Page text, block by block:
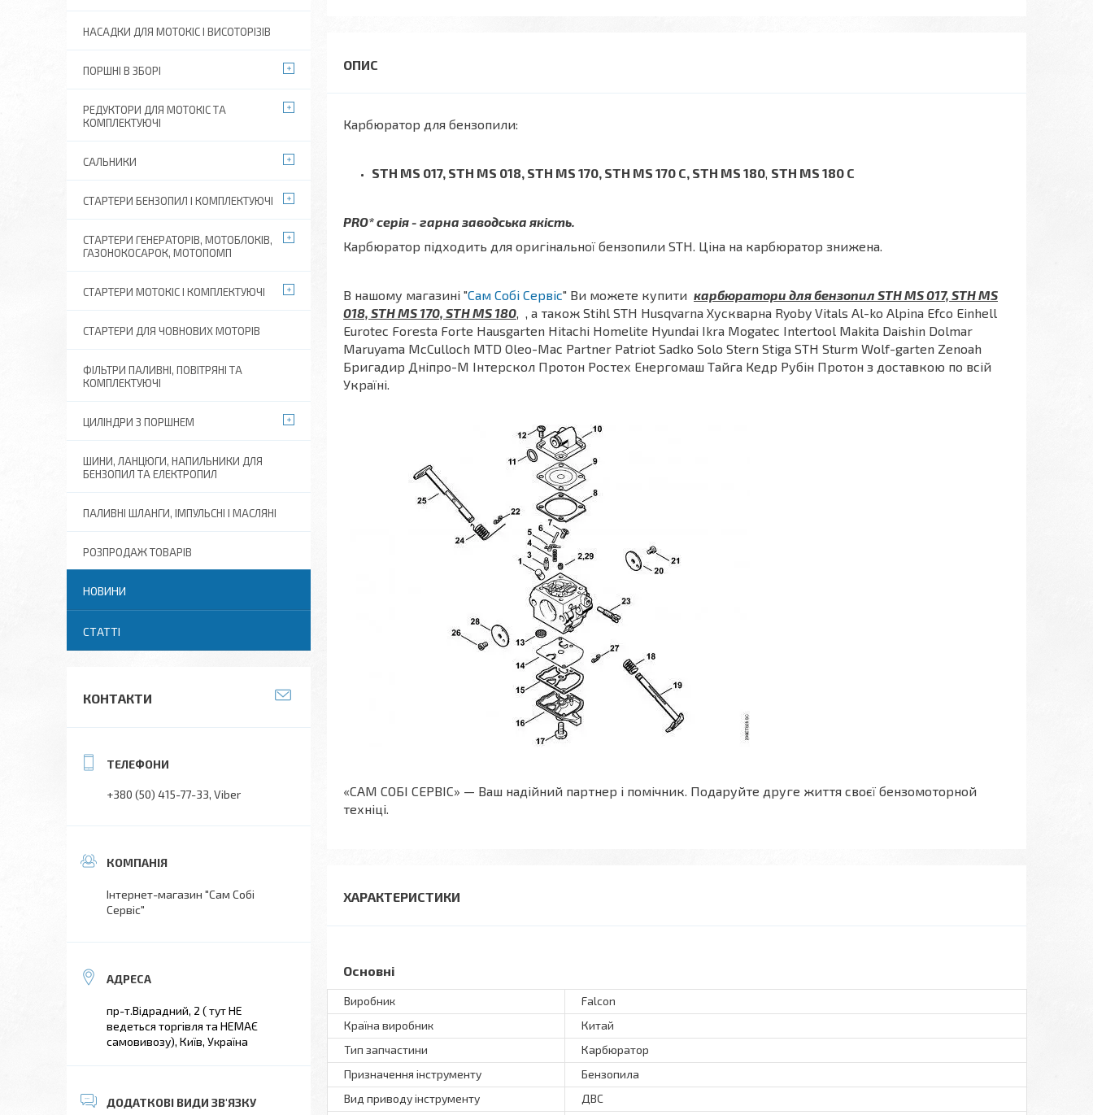
Карбюратор для бензопили:
STH MS 017, STH MS 018, STH MS 170, STH MS 170 С, STH MS 180, STH MS 180 C
PRO* серія - гарна заводська якість.
Карбюратор підходить для оригінальної бензопили STH. Ціна на карбюратор знижена.
В нашому магазині "Сам Собі Сервіс" Ви можете купити карбюратори для бензопил STH MS 017, STH MS
018, STH MS 170, STH MS 180, , а також Stihl STH Husqvarna Хускварна Ryoby Vitals Al-ko Alpina Efco Einhell
Eurotec Foresta Forte Hausgarten Hitachi Homelite Hyundai Ikra Mogatec Intertool Makita Daishin Dolmar
Maruyama McCulloch MTD Oleo-Mac Partner Patriot Sadko Solo Stern Stiga STH Sturm Wolf-garten Zenoah
Бригадир Дніпро-М Інтерскол Протон Ростех Енергомаш Тайга Кедр Рубін Протон з доставкою по всій
Україні.
«САМ СОБІ СЕРВІС» — Ваш надійний партнер і помічник. Подаруйте друге життя своєї бензомоторной
техніці.
ХАРАКТЕРИСТИКИ
Основні
Виробник
Falcon
Країна виробник
Китай
Тип запчастини
Карбюратор
Призначення інструменту
Бензопила
Вид приводу інструменту
ДВС
НАСАДКИ ДЛЯ МОТОКІС І ВИСОТОРІЗІВ
ПОРШНІ В ЗБОРІ
РЕДУКТОРИ ДЛЯ МОТОКІС ТА
КОМПЛЕКТУЮЧІ
САЛЬНИКИ
СТАРТЕРИ БЕНЗОПИЛ І КОМПЛЕКТУЮЧІ
СТАРТЕРИ ГЕНЕРАТОРІВ, МОТОБЛОКІВ,
ГАЗОНОКОСАРОК, МОТОПОМП
СТАРТЕРИ МОТОКІС І КОМПЛЕКТУЮЧІ
СТАРТЕРИ ДЛЯ ЧОВНОВИХ МОТОРІВ
ФІЛЬТРИ ПАЛИВНІ, ПОВІТРЯНІ ТА
КОМПЛЕКТУЮЧІ
ЦИЛІНДРИ З ПОРШНЕМ
ШИНИ, ЛАНЦЮГИ, НАПИЛЬНИКИ ДЛЯ
БЕНЗОПИЛ ТА ЕЛЕКТРОПИЛ
ПАЛИВНІ ШЛАНГИ, ІМПУЛЬСНІ І МАСЛЯНІ
РОЗПРОДАЖ ТОВАРІВ
НОВИНИ
СТАТТІ
КОНТАКТИ
+380 (50) 415-77-33 Viber
Інтернет-магазин "Сам Собі
Сервіс"
пр-т.Відрадний, 2 ( тут НЕ
ведеться торгівля та НЕМАЄ
самовивозу), Київ, Україна